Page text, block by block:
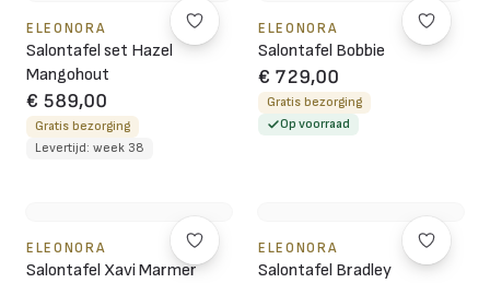
ELEONORA
Salontafel set Hazel
Mangohout
€ 589,00
Gratis bezorging
Levertijd: week 38
ELEONORA
Salontafel Bobbie
€ 729,00
Gratis bezorging
Op voorraad
ELEONORA
Salontafel Xavi Marmer
ELEONORA
Salontafel Bradley